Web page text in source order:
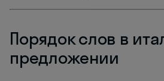
Порядок слов в
предложении